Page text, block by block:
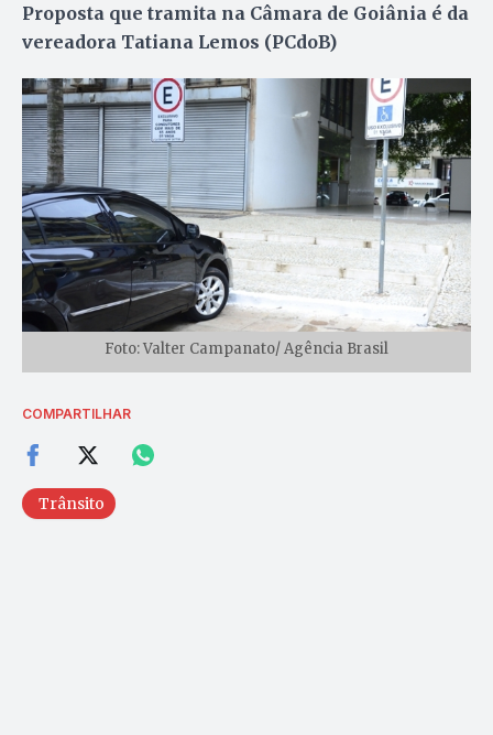
Proposta que tramita na Câmara de Goiânia é da
vereadora Tatiana Lemos (PCdoB)
Foto: Valter Campanato/ Agência Brasil
COMPARTILHAR
Trânsito